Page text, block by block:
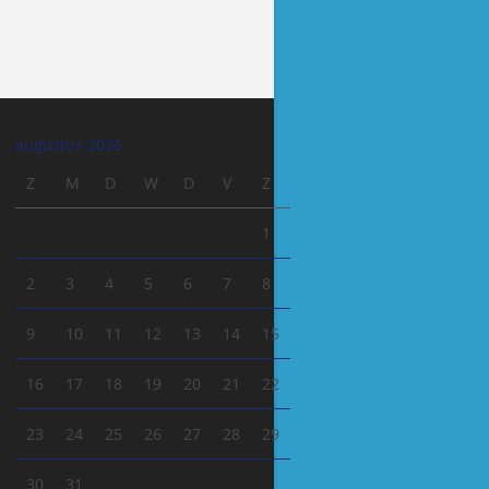
augustus 2026
Z
M D W D V Z
1
2 3 4 5 6 7 8
9 10 11 12 13 14 15
16 17 18 19 20 21 22
23 24 25 26 27 28 29
30 31